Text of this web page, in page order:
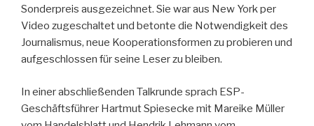
Sonderpreis ausgezeichnet. Sie war aus New York per
Video zugeschaltet und betonte die Notwendigkeit des
Journalismus, neue Kooperationsformen zu probieren und
aufgeschlossen für seine Leser zu bleiben.
In einer abschließenden Talkrunde sprach ESP-
Geschäftsführer Hartmut Spiesecke mit Mareike Müller